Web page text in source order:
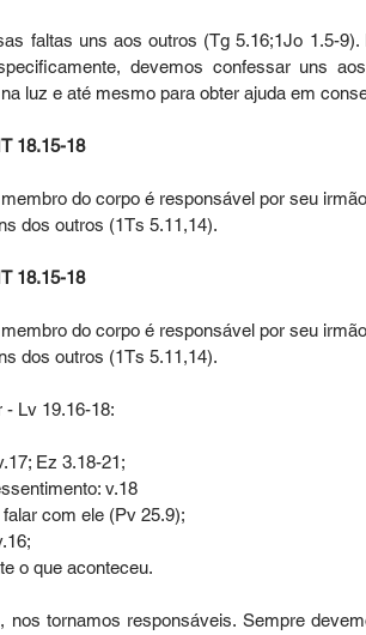
faltas uns aos outros (Tg 5.16;1Jo 1.5-9).
devemos confessar uns
luz e até mesmo para obter ajuda em
18.15-18
do corpo é responsável por seu
dos outros (1Ts 5.11,14).
18.15-18
do corpo é responsável por seu
dos outros (1Ts 5.11,14).
Lv 19.16-18:
Ez 3.18-21;
v.18
com ele (Pv 25.9);
o que aconteceu.
nos tornamos responsáveis. Sempre